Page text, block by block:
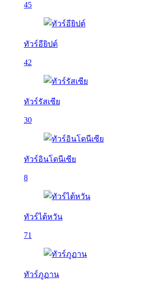
45
ทัวร์อียิปต์
42
ทัวร์รัสเซีย
30
ทัวร์อินโดนีเซีย
8
ทัวร์ไต้หวัน
71
ทัวร์ภูฏาน